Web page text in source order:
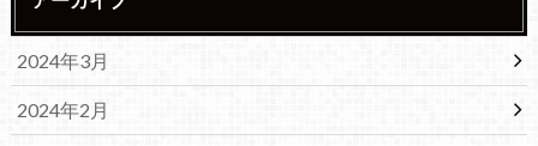
2024年3月
2024年2月